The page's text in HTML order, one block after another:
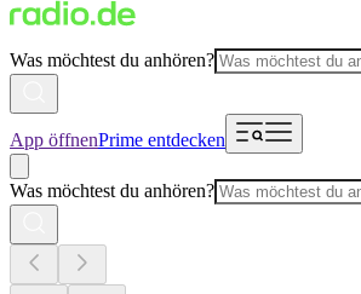
Was möchtest du anhören?
App öffnenPrime entdecken
Was möchtest du anhören?